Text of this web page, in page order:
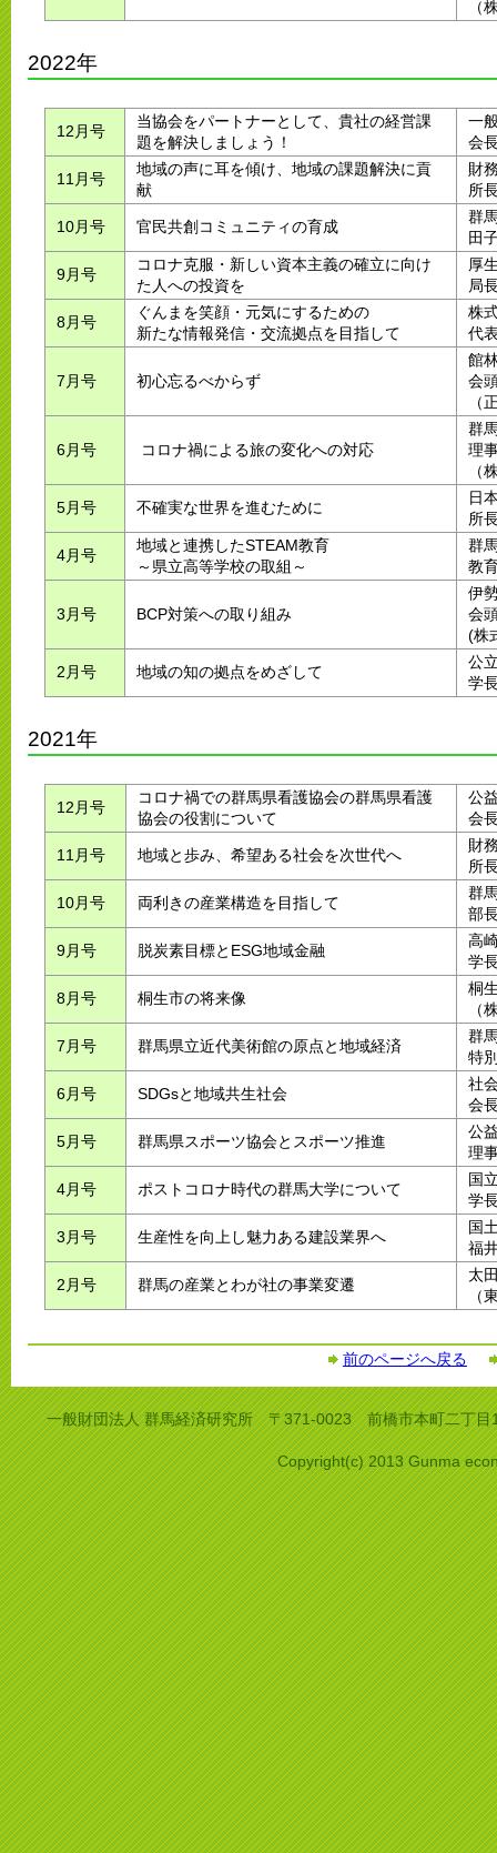
（
2022年
12月号
当協会をパートナーとして、貴社の経営課
題を解決しましょう！
一
会
11月号
地域の声に耳を傾け、地域の課題解決に貢
献
財
所
10月号 官民共創コミュニティの育成
群
田
9月号
コロナ克服・新しい資本主義の確立に向け
た人への投資を
厚
局
8月号
ぐんまを笑顔・元気にするための
新たな情報発信・交流拠点を目指して
株
代
7月号 初心忘るべからず
館
会
（
6月号 コロナ禍による旅の変化への対応
群
理
（
5月号 不確実な世界を進むために
日
所
4月号
地域と連携したSTEAM教育
～県立高等学校の取組～
群
教
3月号 BCP対策への取り組み
伊
会
(株
2月号 地域の知の拠点をめざして
公
学
2021年
12月号
コロナ禍での群馬県看護協会の群馬県看護
協会の役割について
公
会
11月号 地域と歩み、希望ある社会を次世代へ
財
所
10月号 両利きの産業構造を目指して
群
部
9月号 脱炭素目標とESG地域金融
高
学
8月号 桐生市の将来像
桐
（
7月号 群馬県立近代美術館の原点と地域経済
群
特
6月号 SDGsと地域共生社会
社
会
5月号 群馬県スポーツ協会とスポーツ推進
公
理
4月号 ポストコロナ時代の群馬大学について
国
学
3月号 生産性を向上し魅力ある建設業界へ
国
福
2月号 群馬の産業とわが社の事業変遷
太
（
前のページへ戻る
一般財団法人 群馬経済研究所 〒371-0023 前橋市本町二丁
Copyright(c) 2013 Gunma